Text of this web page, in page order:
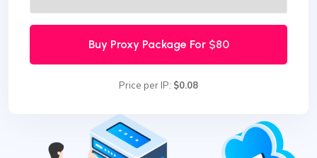
Buy Proxy Package For $80
Price per IP: $0.08